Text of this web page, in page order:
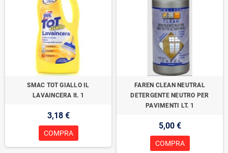
SMAC TOT GIALLO IL
LAVAINCERA lt. 1
3,18 €
COMPRA
FAREN CLEAN NEUTRAL
DETERGENTE NEUTRO PER
PAVIMENTI LT. 1
5,00 €
COMPRA